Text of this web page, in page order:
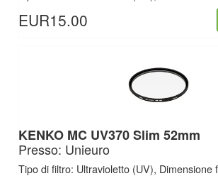
EUR15.00
KENKO MC UV370 Slim 52mm
Presso: Unieuro
Tipo di filtro: Ultravioletto (UV), Dimensione